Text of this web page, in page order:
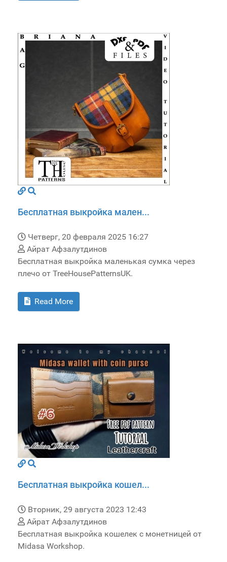
Бесплатная выкройка мален...
Четверг, 20 февраля 2025 16:27
Айрат Афзалутдинов
Бесплатная выкройка маленькая сумка через
плечо от TreeHousePatternsUK.
Read More
Бесплатная выкройка кошел...
Вторник, 29 августа 2023 12:43
Айрат Афзалутдинов
Бесплатная выкройка кошелек с монетницей от
Midasa Workshop.